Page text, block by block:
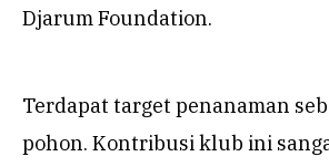
Djarum Foundation.
Terdapat target penanaman
pohon. Kontribusi klub ini